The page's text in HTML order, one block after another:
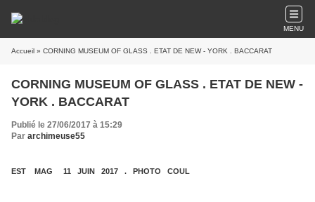
MENU
Accueil » CORNING MUSEUM OF GLASS . ETAT DE NEW - YORK . BACCARAT
CORNING MUSEUM OF GLASS . ETAT DE NEW -
YORK . BACCARAT
Publié le 27/06/2017 à 15:29
Par archimeuse55
EST MAG 11 JUIN 2017 . PHOTO COUL